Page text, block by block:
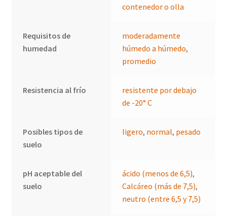
contenedor o olla
Requisitos de
humedad
moderadamente
húmedo a húmedo,
promedio
Resistencia al frío
resistente por debajo
de -20° C
Posibles tipos de
suelo
ligero, normal, pesado
pH aceptable del
suelo
ácido (menos de 6,5),
Calcáreo (más de 7,5),
neutro (entre 6,5 y 7,5)